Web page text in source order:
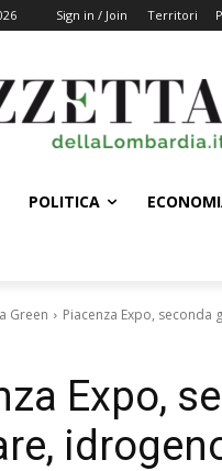
Sign in / Join Territori
POLITICA
Green Piacenza Expo,
Expo,